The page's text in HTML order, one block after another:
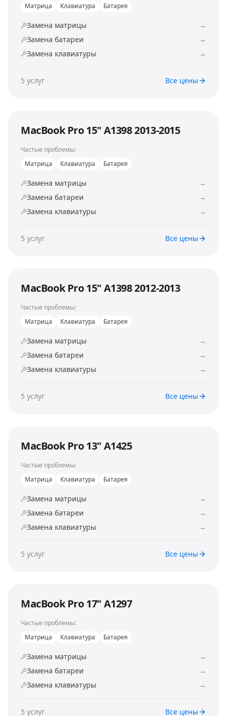
Матрица
Клавиатура Батарея
Замена матрицы
→
Замена батареи
→
Замена клавиатуры
→
5 услуг Все цены
MacBook Pro 15" A1398 2013-2015
Частые проблемы:
Матрица
Клавиатура Батарея
Замена матрицы
→
Замена батареи
→
Замена клавиатуры
→
5 услуг Все цены
MacBook Pro 15" A1398 2012-2013
Частые проблемы:
Матрица
Клавиатура Батарея
Замена матрицы
→
Замена батареи
→
Замена клавиатуры
→
5 услуг Все цены
MacBook Pro 13" A1425
Частые проблемы:
Матрица
Клавиатура Батарея
Замена матрицы
→
Замена батареи
→
Замена клавиатуры
→
5 услуг Все цены
MacBook Pro 17" A1297
Частые проблемы:
Матрица
Клавиатура Батарея
Замена матрицы
→
Замена батареи
→
Замена клавиатуры
→
5 услуг Все цены